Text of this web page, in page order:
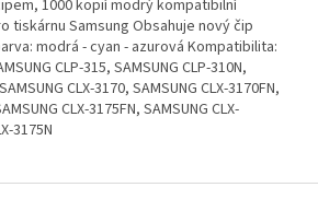
1000 kopií modrý kompatibilní
tiskárnu Samsung Obsahuje nový čip
modrá - cyan - azurová Kompatibilita:
CLP-315, SAMSUNG CLP-310N,
CLX-3170, SAMSUNG CLX-3170FN,
CLX-3175FN, SAMSUNG CLX-
3175N